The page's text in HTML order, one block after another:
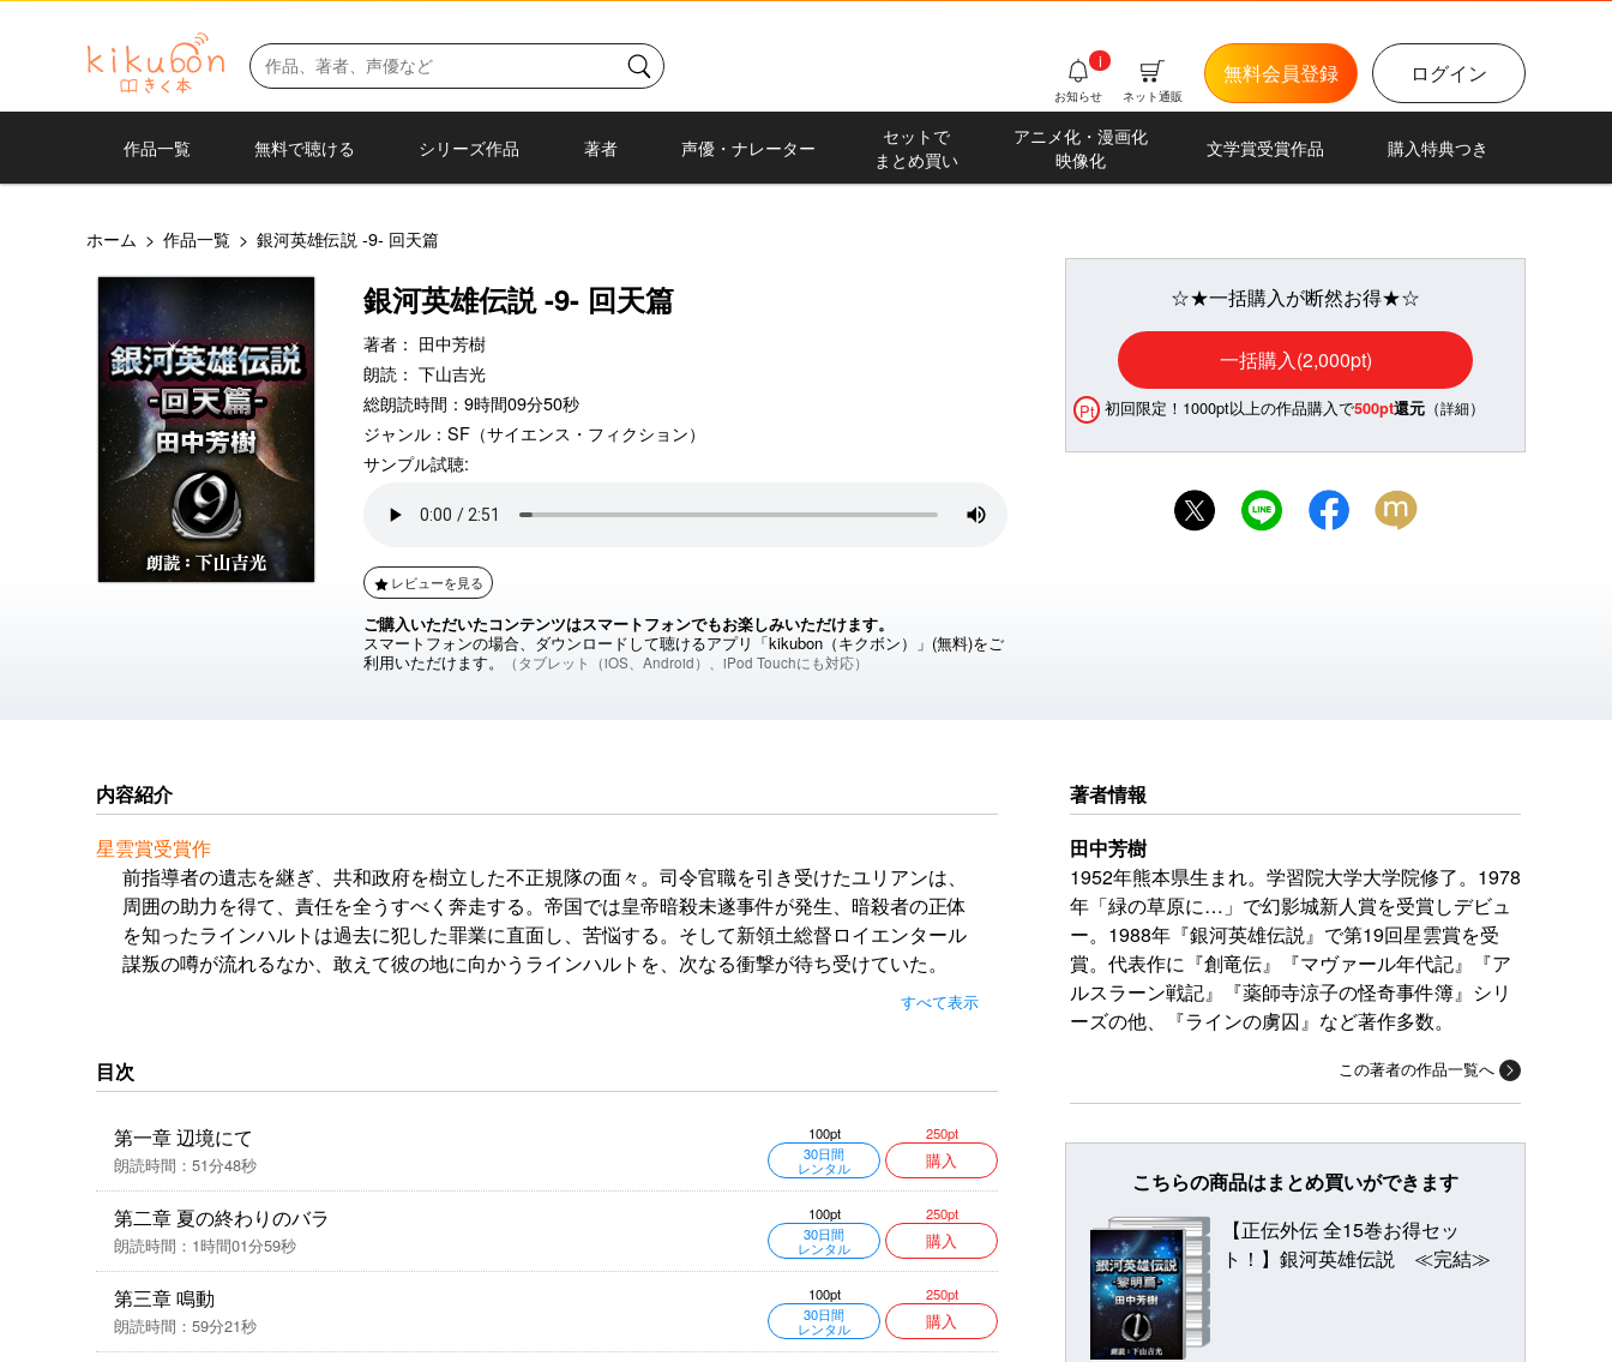
ログイン
無料会員登録
ネット通販
お知らせ
i
作品一覧 無料で聴ける シリーズ作品 著者 声優・ナレーター
セットで
まとめ買い
アニメ化・漫画化
映像化
文学賞受賞作品 購入特典つき
ホーム > 作品一覧 > 銀河英雄伝説 -9- 回天篇
銀河英雄伝説 -9- 回天篇
著者： 田中芳樹
朗読： 下山吉光
総朗読時間：9時間09分50秒
ジャンル： SF（サイエンス・フィクション）
サンプル試聴:
レビューを見る
ご購入いただいたコンテンツはスマートフォンでもお楽しみいただけます。
スマートフォンの場合、ダウンロードして聴けるアプリ「kikubon（キクボン）」(無料)をご
利用いただけます。
（タブレット（iOS、Android）、iPod Touchにも対応）
☆★一括購入が断然お得★☆
一括購入(2,000pt)
Pt 初回限定！1000pt以上の作品購入で500pt還元（詳細）
内容紹介
星雲賞受賞作
前指導者の遺志を継ぎ、共和政府を樹立した不正規隊の面々。司令官職を引き受けたユリアンは、
周囲の助力を得て、責任を全うすべく奔走する。帝国では皇帝暗殺未遂事件が発生、暗殺者の正体
を知ったラインハルトは過去に犯した罪業に直面し、苦悩する。そして新領土総督ロイエンタール
謀叛の噂が流れるなか、敢えて彼の地に向かうラインハルトを、次なる衝撃が待ち受けていた。
すべて表示
目次
第一章 辺境にて
朗読時間：51分48秒
100pt
30日間
レンタル
250pt
購入
第二章 夏の終わりのバラ
朗読時間：1時間01分59秒
100pt
30日間
レンタル
250pt
購入
第三章 鳴動
朗読時間：59分21秒
100pt
30日間
レンタル
250pt
購入
著者情報
田中芳樹
1952年熊本県生まれ。学習院大学大学院修了。1978
年「緑の草原に…」で幻影城新人賞を受賞しデビュ
ー。1988年『銀河英雄伝説』で第19回星雲賞を受
賞。代表作に『創竜伝』『マヴァール年代記』『ア
ルスラーン戦記』『薬師寺涼子の怪奇事件簿』シリ
ーズの他、『ラインの虜囚』など著作多数。
この著者の作品一覧へ
こちらの商品はまとめ買いができます
【正伝外伝 全15巻お得セッ
ト！】銀河英雄伝説 ≪完結≫